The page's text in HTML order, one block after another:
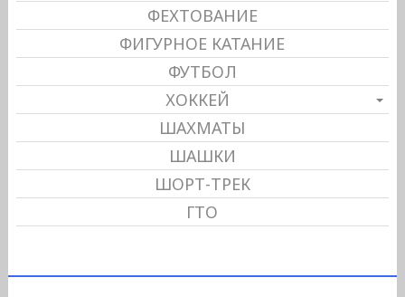
ФЕХТОВАНИЕ
ФИГУРНОЕ КАТАНИЕ
ФУТБОЛ
ХОККЕЙ
ШАХМАТЫ
ШАШКИ
ШОРТ-ТРЕК
ГТО